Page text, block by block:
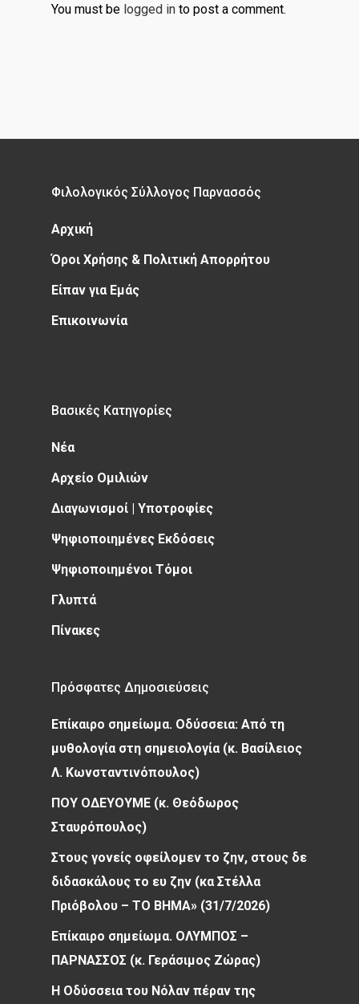
You must be logged in to post a comment.
Φιλολογικός Σύλλογος Παρνασσός
Αρχική
Όροι Χρήσης & Πολιτική Απορρήτου
Είπαν για Εμάς
Επικοινωνία
Βασικές Κατηγορίες
Νέα
Αρχείο Ομιλιών
Διαγωνισμοί | Υποτροφίες
Ψηφιοποιημένες Εκδόσεις
Ψηφιοποιημένοι Τόμοι
Γλυπτά
Πίνακες
Πρόσφατες Δημοσιεύσεις
Επίκαιρο σημείωμα. Οδύσσεια: Από τη
μυθολογία στη σημειολογία (κ. Βασίλειος
Λ. Κωνσταντινόπουλος)
ΠΟΥ ΟΔΕΥΟΥΜΕ (κ. Θεόδωρος
Σταυρόπουλος)
Στους γονείς οφείλομεν το ζην, στους δε
διδασκάλους το ευ ζην (κα Στέλλα
Πριόβολου – ΤΟ ΒΗΜΑ» (31/7/2026)
Επίκαιρο σημείωμα. ΟΛΥΜΠΟΣ –
ΠΑΡΝΑΣΣΟΣ (κ. Γεράσιμος Ζώρας)
Η Οδύσσεια του Νόλαν πέραν της